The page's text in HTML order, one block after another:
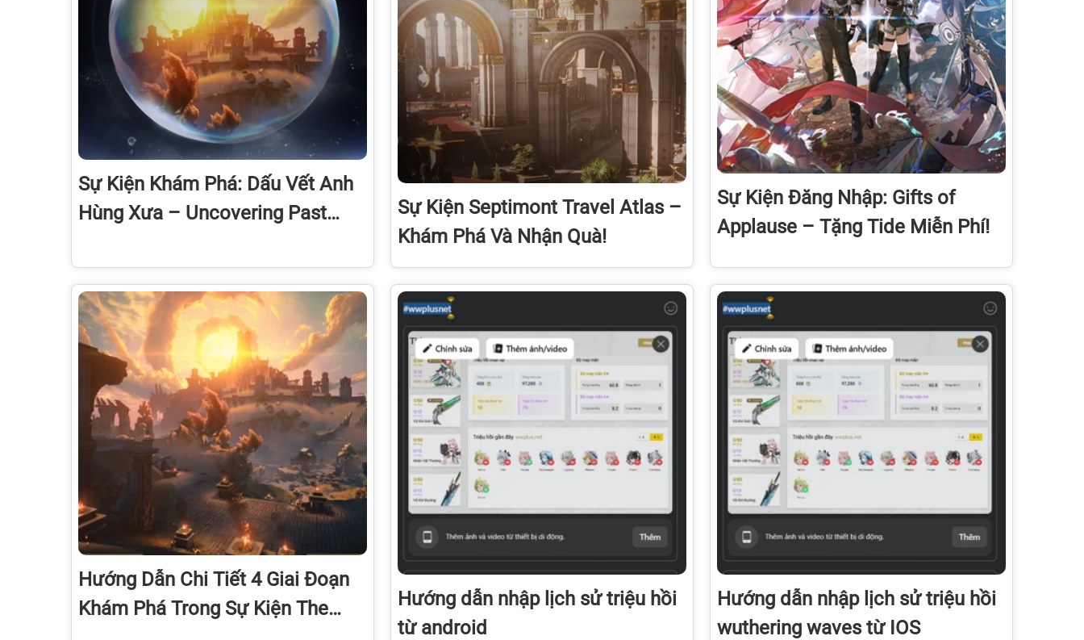
Sự Kiện Khám Phá: Dấu Vết Anh
Hùng Xưa – Uncovering Past
Sự Kiện Septimont Travel Atlas –
Khám Phá Và Nhận Quà!
Sự Kiện Đăng Nhập: Gifts of
Applause – Tặng Tide Miễn Phí!
Hướng Dẫn Chi Tiết 4 Giai Đoạn
Khám Phá Trong Sự Kiện The
Hướng dẫn nhập lịch sử triệu hồi
từ android
Hướng dẫn nhập lịch sử triệu hồi
wuthering waves từ IOS